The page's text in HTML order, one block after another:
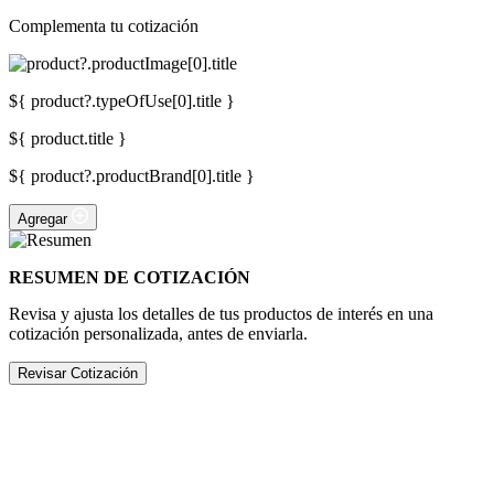
Complementa tu cotización
${ product?.typeOfUse[0].title }
${ product.title }
${ product?.productBrand[0].title }
Agregar
RESUMEN DE COTIZACIÓN
Revisa y ajusta los detalles de tus productos de interés en una
cotización personalizada, antes de enviarla.
Revisar Cotización